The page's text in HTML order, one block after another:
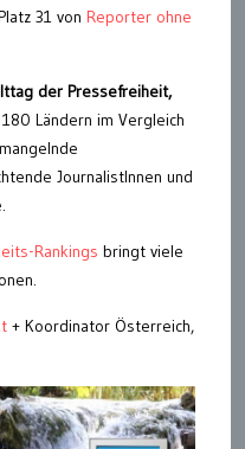
31 von Reporter ohne
der Pressefreiheit,
Ländern im Vergleich
JournalistInnen und
Rankings bringt viele
+ Koordinator Österreich,